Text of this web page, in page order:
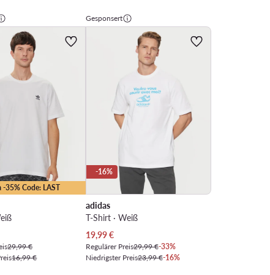
-35% Code: LAST
29,99 €
16,99 €
Gesponsert
-16%
adidas
T-Shirt · Weiß
Aktueller Preis
19,99€
Regulärer Preis29,99 €-33%
Niedrigster Preis23,99 €-16%